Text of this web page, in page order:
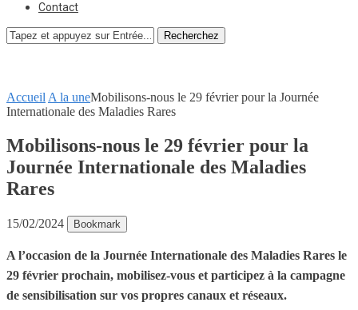
Contact
Recherchez
Accueil A la uneMobilisons-nous le 29 février pour la Journée
Internationale des Maladies Rares
Mobilisons-nous le 29 février pour la
Journée Internationale des Maladies
Rares
15/02/2024 Bookmark
A l’occasion de la Journée Internationale des Maladies Rares le
29 février prochain, mobilisez-vous et participez à la campagne
de sensibilisation sur vos propres canaux et réseaux.